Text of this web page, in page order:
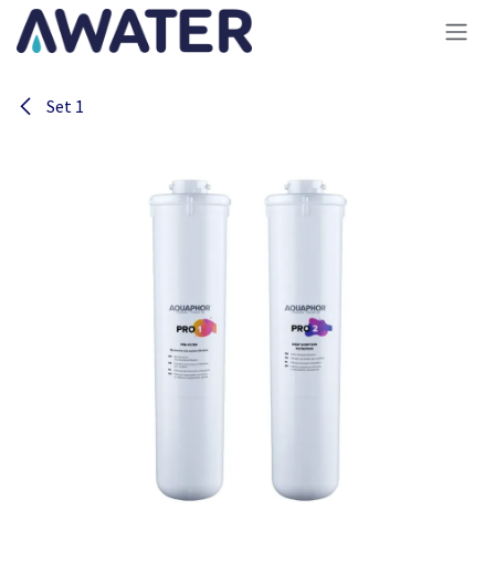
Overslaan naar inhoud
Set 1